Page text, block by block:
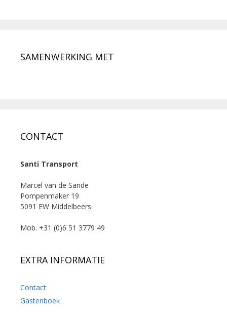
SAMENWERKING MET
CONTACT
Santi Transport
Marcel van de Sande
Pompenmaker 19
5091 EW Middelbeers
Mob. +31 (0)6 51 3779 49
EXTRA INFORMATIE
Contact
Gastenboek